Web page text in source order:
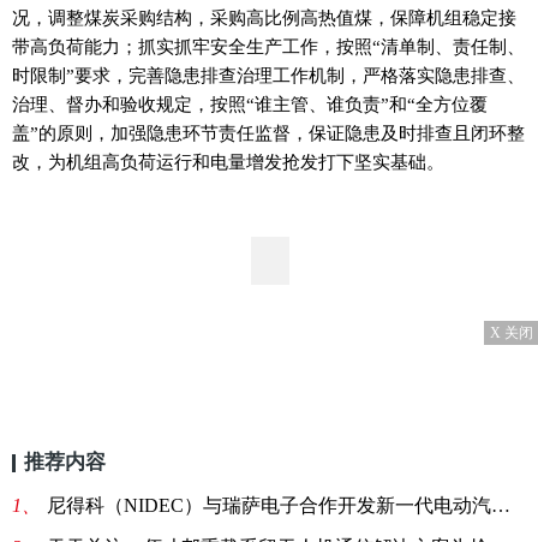
况，调整煤炭采购结构，采购高比例高热值煤，保障机组稳定接
带高负荷能力；抓实抓牢安全生产工作，按照“清单制、责任制、
时限制”要求，完善隐患排查治理工作机制，严格落实隐患排查、
治理、督办和验收规定，按照“谁主管、谁负责”和“全方位覆
盖”的原则，加强隐患环节责任监督，保证隐患及时排查且闭环整
改，为机组高负荷运行和电量增发抢发打下坚实基础。
X 关闭
推荐内容
1、 尼得科（NIDEC）与瑞萨电子合作开发新一代电动汽车用电驱系统E-Axle的半导体解决方案